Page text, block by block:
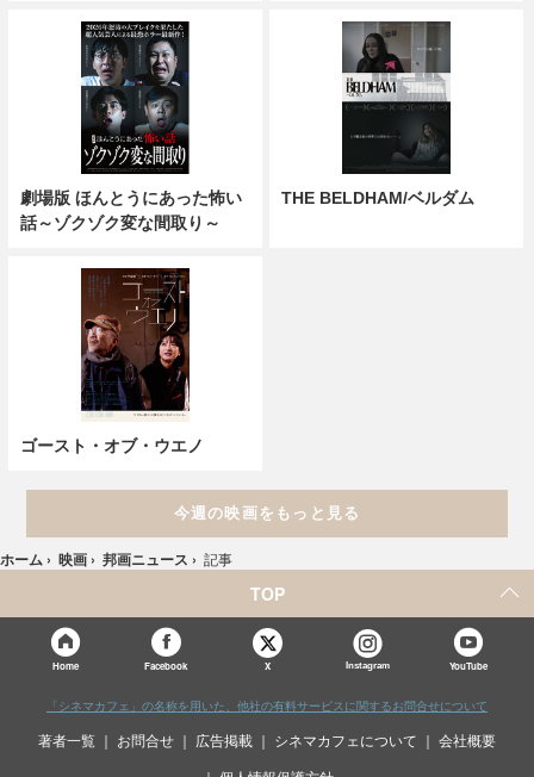
劇場版 ほんとうにあった怖い
話～ゾクゾク変な間取り～
THE BELDHAM/ベルダム
ゴースト・オブ・ウエノ
今週の映画をもっと見る
ホーム › 映画 › 邦画ニュース › 記事
TOP
Home Facebook X Instagram YouTube
「シネマカフェ」の名称を用いた、他社の有料サービスに関するお問合せについて
著者一覧 お問合せ 広告掲載 シネマカフェについて 会社概要